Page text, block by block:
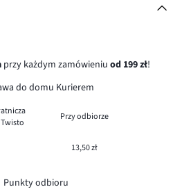
przy każdym zamówieniu od 199 zł!
do domu Kurierem
Twisto
Przy odbiorze
13,50 zł
Punkty odbioru